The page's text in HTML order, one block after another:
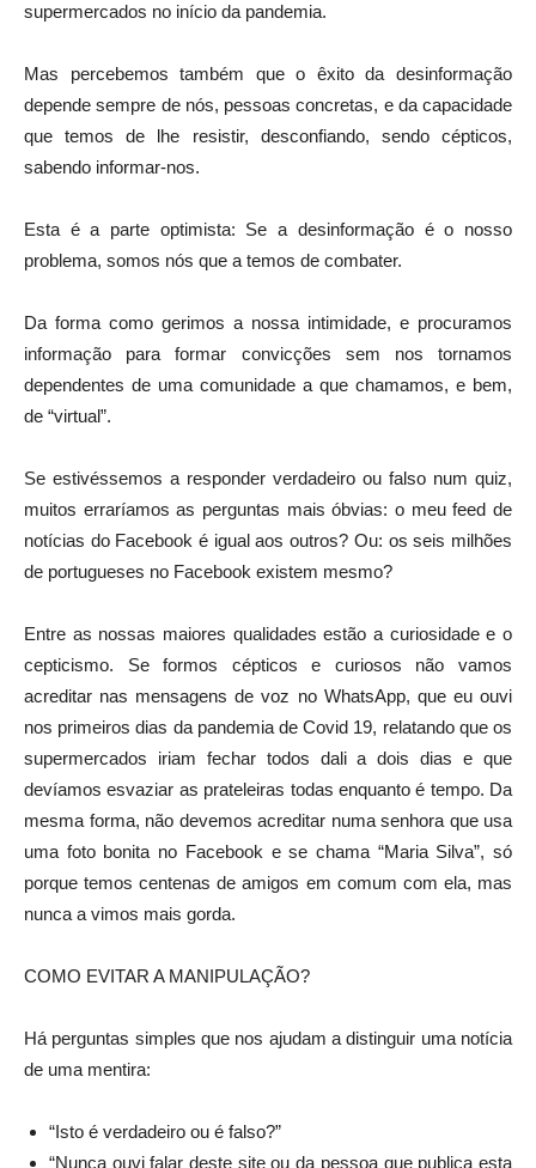
supermercados no início da pandemia.
Mas percebemos também que o êxito da desinformação
depende sempre de nós, pessoas concretas, e da capacidade
que temos de lhe resistir, desconfiando, sendo cépticos,
sabendo informar-nos.
Esta é a parte optimista: Se a desinformação é o nosso
problema, somos nós que a temos de combater.
Da forma como gerimos a nossa intimidade, e procuramos
informação para formar convicções sem nos tornamos
dependentes de uma comunidade a que chamamos, e bem,
de “virtual”.
Se estivéssemos a responder verdadeiro ou falso num quiz,
muitos erraríamos as perguntas mais óbvias: o meu feed de
notícias do Facebook é igual aos outros? Ou: os seis milhões
de portugueses no Facebook existem mesmo?
Entre as nossas maiores qualidades estão a curiosidade e o
cepticismo. Se formos cépticos e curiosos não vamos
acreditar nas mensagens de voz no WhatsApp, que eu ouvi
nos primeiros dias da pandemia de Covid 19, relatando que os
supermercados iriam fechar todos dali a dois dias e que
devíamos esvaziar as prateleiras todas enquanto é tempo. Da
mesma forma, não devemos acreditar numa senhora que usa
uma foto bonita no Facebook e se chama “Maria Silva”, só
porque temos centenas de amigos em comum com ela, mas
nunca a vimos mais gorda.
COMO EVITAR A MANIPULAÇÃO?
Há perguntas simples que nos ajudam a distinguir uma notícia
de uma mentira:
“Isto é verdadeiro ou é falso?”
“Nunca ouvi falar deste site ou da pessoa que publica esta